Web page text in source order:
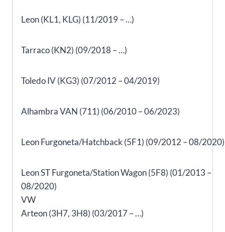
Leon (KL1, KLG) (11/2019 – …)
Tarraco (KN2) (09/2018 – …)
Toledo IV (KG3) (07/2012 – 04/2019)
Alhambra VAN (711) (06/2010 – 06/2023)
Leon Furgoneta/Hatchback (5F1) (09/2012 – 08/2020)
Leon ST Furgoneta/Station Wagon (5F8) (01/2013 –
08/2020)
VW
Arteon (3H7, 3H8) (03/2017 – …)